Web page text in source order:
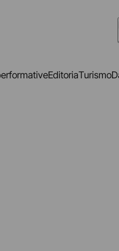
EditoriaTurismo